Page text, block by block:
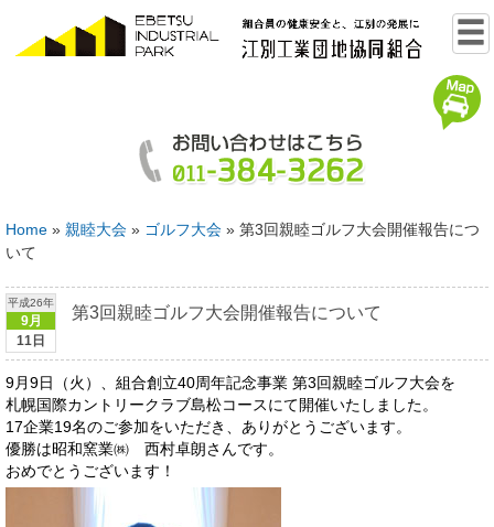
Home » 親睦大会 » ゴルフ大会 » 第3回親睦ゴルフ大会開催報告につ
いて
平成26年
9月
11日
第3回親睦ゴルフ大会開催報告について
9月9日（火）、組合創立40周年記念事業 第3回親睦ゴルフ大会を
札幌国際カントリークラブ島松コースにて開催いたしました。
17企業19名のご参加をいただき、ありがとうございます。
優勝は昭和窯業㈱ 西村卓朗さんです。
おめでとうございます！